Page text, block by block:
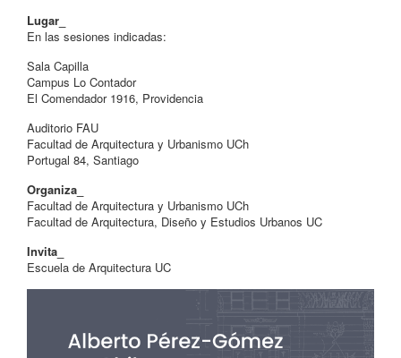
Lugar_
En las sesiones indicadas:
Sala Capilla
Campus Lo Contador
El Comendador 1916, Providencia
Auditorio FAU
Facultad de Arquitectura y Urbanismo UCh
Portugal 84, Santiago
Organiza_
Facultad de Arquitectura y Urbanismo UCh
Facultad de Arquitectura, Diseño y Estudios Urbanos UC
Invita_
Escuela de Arquitectura UC